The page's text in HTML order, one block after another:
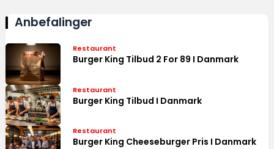
Anbefalinger
Restaurant
Burger King Tilbud 2 For 89 I Danmark
Restaurant
Burger King Tilbud I Danmark
Restaurant
Burger King Cheeseburger Pris I Danmark